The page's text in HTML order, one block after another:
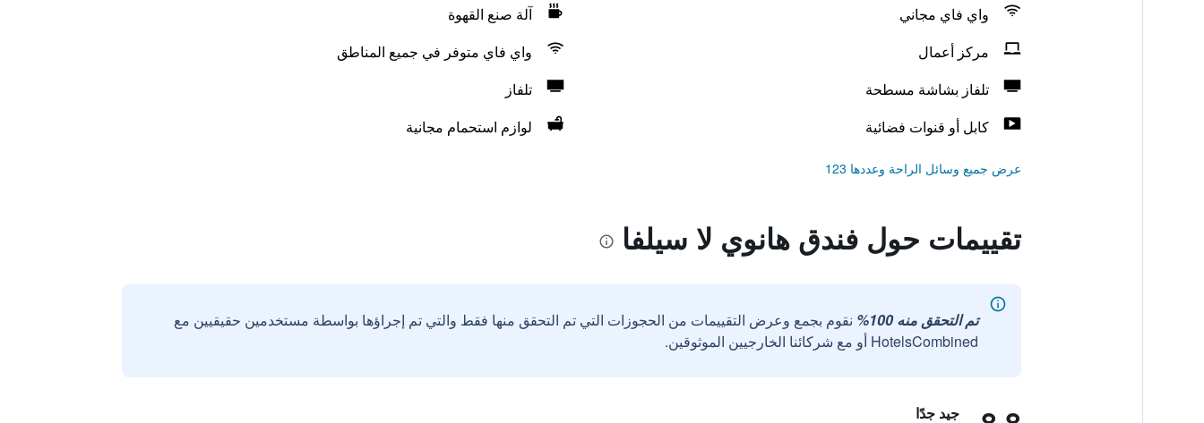
واي فاي مجاني
آلة صنع القهوة
مركز أعمال
واي فاي متوفر في جميع المناطق
تلفاز بشاشة مسطحة
تلفاز
كابل أو قنوات فضائية
لوازم استحمام مجانية
عرض جميع وسائل الراحة وعددها 123
تقييمات حول فندق هانوي لا سيلفا
تم التحقق منه 100%
نقوم بجمع وعرض التقييمات من الحجوزات التي تم التحقق منها فقط والتي تم إجراؤها بواسطة مستخدمين حقيقيين مع
HotelsCombined أو مع شركائنا الخارجيين الموثوقين.
جيد جدًا